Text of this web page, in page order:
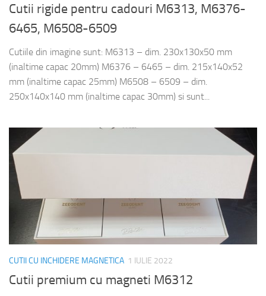
Cutii rigide pentru cadouri M6313, M6376-
6465, M6508-6509
Cutiile din imagine sunt: M6313 – dim. 230x130x50 mm
(inaltime capac 20mm) M6376 – 6465 – dim. 215x140x52
mm (inaltime capac 25mm) M6508 – 6509 – dim.
250x140x140 mm (inaltime capac 30mm) si sunt...
CUTII CU INCHIDERE MAGNETICA 1 IULIE 2022
Cutii premium cu magneti M6312